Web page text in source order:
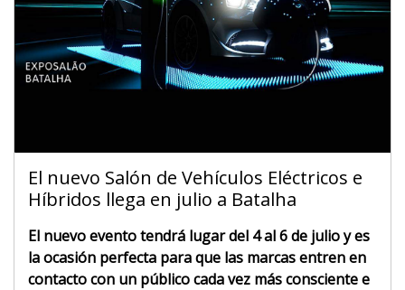
El nuevo Salón de Vehículos Eléctricos e
Híbridos llega en julio a Batalha
El nuevo evento tendrá lugar del 4 al 6 de julio y es
la ocasión perfecta para que las marcas entren en
contacto con un público cada vez más consciente e